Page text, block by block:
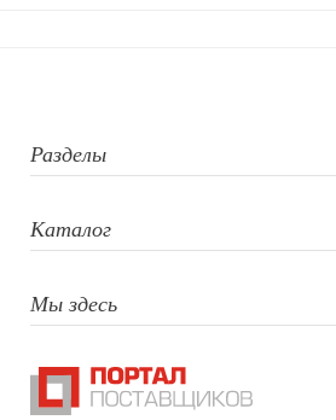
Домашний текстиль
Антистрессы
Светоотражатели
Разделы
Каталог
Мы здесь